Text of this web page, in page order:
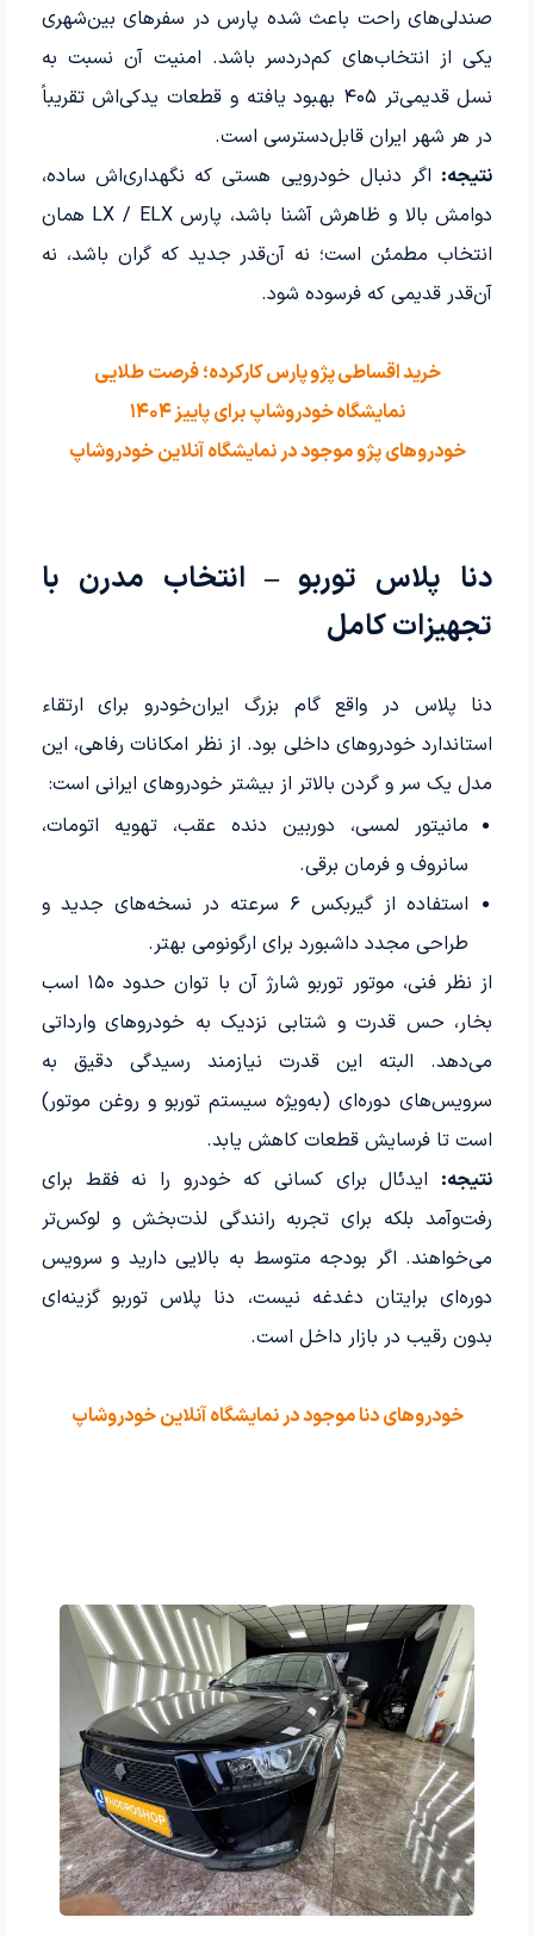
صندلی‌های راحت باعث شده پارس در سفرهای بین‌شهری
یکی از انتخاب‌های کم‌دردسر باشد. امنیت آن نسبت به
نسل قدیمی‌تر ۴۰۵ بهبود یافته و قطعات یدکی‌اش تقریباً
در هر شهر ایران قابل‌دسترسی است.
نتیجه: اگر دنبال خودرویی هستی که نگهداری‌اش ساده،
دوامش بالا و ظاهرش آشنا باشد، پارس LX / ELX همان
انتخاب مطمئن است؛ نه آن‌قدر جدید که گران باشد، نه
آن‌قدر قدیمی که فرسوده شود.
خرید اقساطی پژو پارس کارکرده؛ فرصت طلایی
نمایشگاه خودروشاپ برای پاییز ۱۴۰۴
خودروهای پژو موجود در نمایشگاه آنلاین خودروشاپ
دنا پلاس توربو – انتخاب مدرن با
تجهیزات کامل
دنا پلاس در واقع گام بزرگ ایران‌خودرو برای ارتقاء
استاندارد خودروهای داخلی بود. از نظر امکانات رفاهی، این
مدل یک سر و گردن بالاتر از بیشتر خودروهای ایرانی است:
مانیتور لمسی، دوربین دنده عقب، تهویه اتومات،
سانروف و فرمان برقی.
استفاده از گیربکس ۶ سرعته در نسخه‌های جدید و
طراحی مجدد داشبورد برای ارگونومی بهتر.
از نظر فنی، موتور توربو شارژ آن با توان حدود ۱۵۰ اسب
بخار، حس قدرت و شتابی نزدیک به خودروهای وارداتی
می‌دهد. البته این قدرت نیازمند رسیدگی دقیق به
سرویس‌های دوره‌ای (به‌ویژه سیستم توربو و روغن موتور)
است تا فرسایش قطعات کاهش یابد.
نتیجه: ایدئال برای کسانی که خودرو را نه فقط برای
رفت‌و‌آمد بلکه برای تجربه رانندگی لذت‌بخش و لوکس‌تر
می‌خواهند. اگر بودجه متوسط به بالایی دارید و سرویس
دوره‌ای برایتان دغدغه نیست، دنا پلاس توربو گزینه‌ای
بدون رقیب در بازار داخل است.
خودروهای دنا موجود در نمایشگاه آنلاین خودروشاپ